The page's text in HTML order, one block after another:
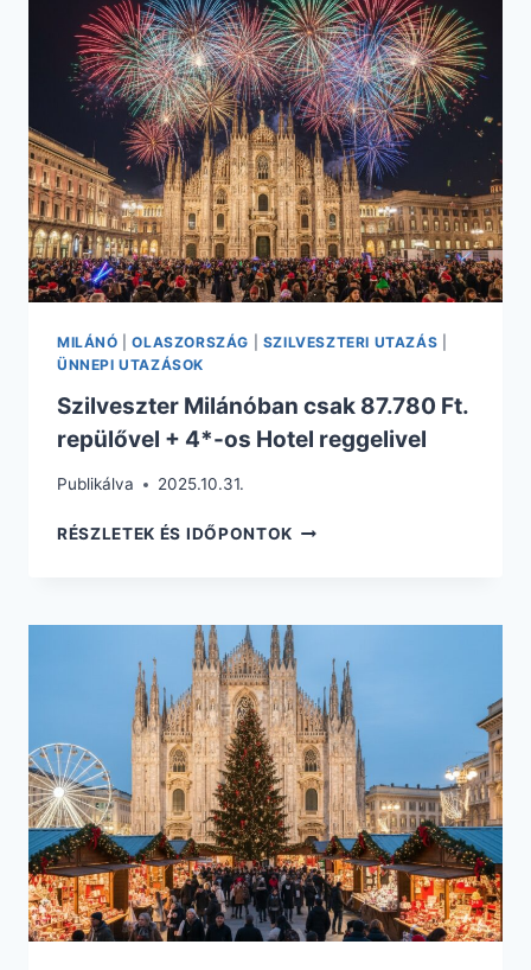
27.640
FT.
REPÜLŐVEL
+
HOTEL
REGGELIVEL
MILÁNÓ |OLASZORSZÁG SZILVESZTERI UTAZÁS
ÜNNEPI UTAZÁSOK
Szilveszter Milánóban csak 87.780 Ft.
repülővel + 4*-os Hotel reggelivel
Publikálva 2025.10.31.
RÉSZLETEK ÉS IDŐPONTOK SZILVESZTER
FT.
REPÜLŐVEL
+
4*-
OS
HOTEL
REGGELIVEL